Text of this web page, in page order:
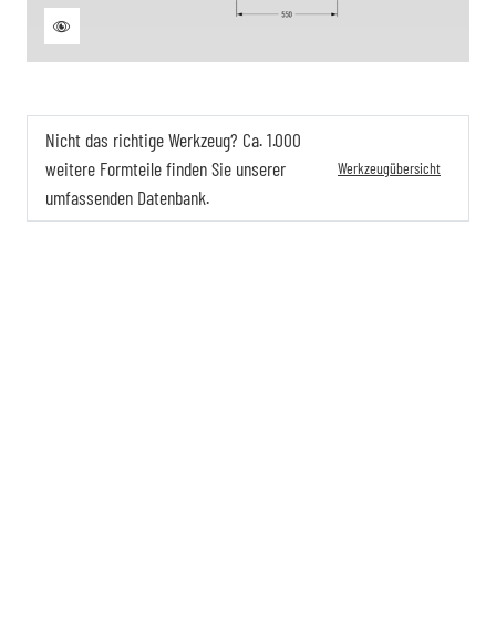
Nicht das richtige Werkzeug? Ca. 1.000
weitere Formteile finden Sie unserer
umfassenden Datenbank.
Werkzeugübersicht